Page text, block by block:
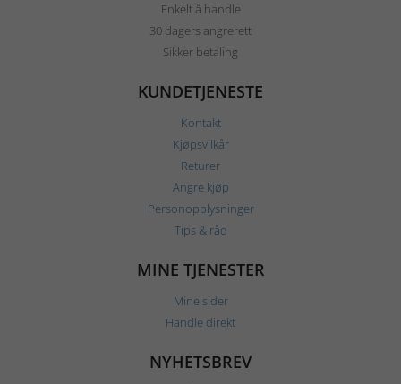
Enkelt å handle
30 dagers angrerett
Sikker betaling
KUNDETJENESTE
Kontakt
Kjøpsvilkår
Returer
Angre kjøp
Personopplysninger
Tips & råd
MINE TJENESTER
Mine sider
Handle direkt
NYHETSBREV